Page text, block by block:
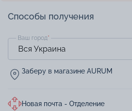
Способы получения
Ваш город*
Заберу в магазине AURUM
Новая почта - Отделение